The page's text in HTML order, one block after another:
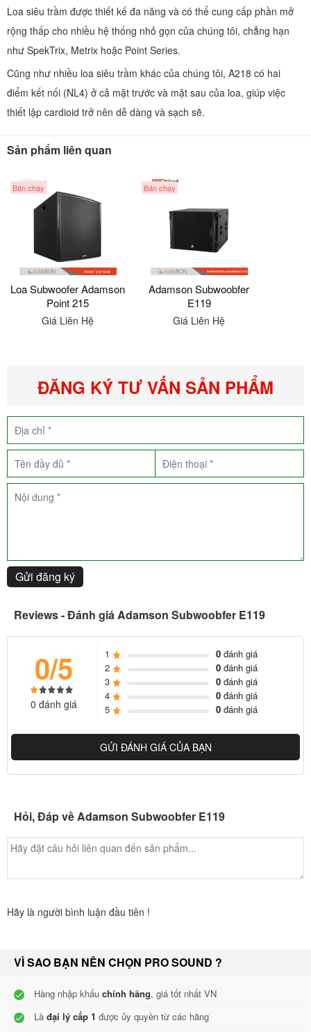
Loa siêu trầm được thiết kế đa năng và có thể cung cấp phần mở
rộng thấp cho nhiều hệ thống nhỏ gọn của chúng tôi, chẳng hạn
như SpekTrix, Metrix hoặc Point Series.
Cũng như nhiều loa siêu trầm khác của chúng tôi, A218 có hai
điểm kết nối (NL4) ở cả mặt trước và mặt sau của loa, giúp việc
thiết lập cardioid trở nên dễ dàng và sạch sẽ.
Sản phẩm liên quan
Bán chạy
Loa Subwoofer Adamson
Point 215
Giá Liên Hệ
Bán chạy
Adamson Subwoobfer
E119
Giá Liên Hệ
ĐĂNG KÝ TƯ VẤN SẢN PHẨM
Gửi đăng ký
Reviews - Đánh giá Adamson Subwoobfer E119
0/5
0 đánh giá
1 0đánh giá
2
0đánh giá
3
0đánh giá
4
0đánh giá
5
0đánh giá
GỬI ĐÁNH GIÁ CỦA BẠN
Hỏi, Đáp về Adamson Subwoobfer E119
Hãy là người bình luận đầu tiên !
VÌ SAO BẠN NÊN CHỌN PRO SOUND ?
Hàng nhập khẩu chính hãng, giá tốt nhất VN
Là đại lý cấp 1 được ủy quyền từ các hãng